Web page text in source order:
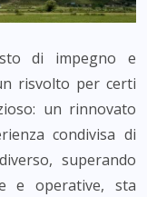
di impegno e
risvolto per certi
un rinnovato
condivisa di
superando
e operative, sta